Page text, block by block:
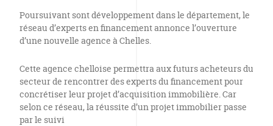
Poursuivant sont développement dans le département, le
réseau d’experts en financement annonce l’ouverture
d’une nouvelle agence à Chelles.
Cette agence chelloise permettra aux futurs acheteurs du
secteur de rencontrer des experts du financement pour
concrétiser leur projet d’acquisition immobilière. Car
selon ce réseau, la réussite d’un projet immobilier passe
par le suivi